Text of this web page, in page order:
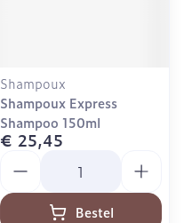
Shampoux
Shampoux Express
Shampoo 150ml
€ 25,45
Bestel